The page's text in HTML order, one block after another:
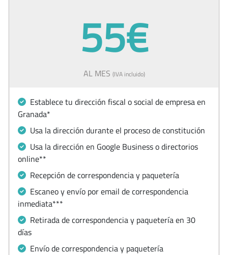
55€
AL MES (IVA incluido)
Establece tu dirección fiscal o social de empresa en
Granada*
Usa la dirección durante el proceso de constitución
Usa la dirección en Google Business o directorios
online**
Recepción de correspondencia y paquetería
Escaneo y envío por email de correspondencia
inmediata***
Retirada de correspondencia y paquetería en 30
días
Envío de correspondencia y paquetería